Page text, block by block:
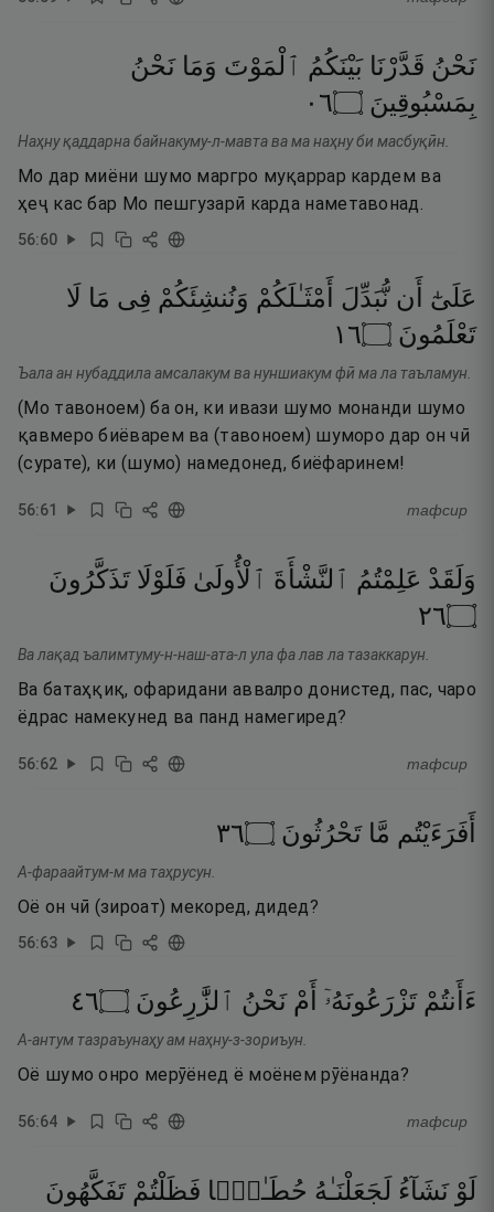
نَحْنُ قَدَّرْنَا بَيْنَكُمُ ٱلْمَوْتَ وَمَا نَحْنُ
بِمَسْبُوقِينَ ۝٦٠
Наҳну қаддарна байнакуму-л-мавта ва ма наҳну би масбуқӣн.
Мо дар миёни шумо маргро муқаррар кардем ва
ҳеҷ кас бар Мо пешгузарӣ карда наметавонад.
56:60
عَلَىٰٓ أَن نُّبَدِّلَ أَمْثَـٰلَكُمْ وَنُنشِئَكُمْ فِى مَا لَا
تَعْلَمُونَ ۝٦١
Ъала ан нубаддила амсалакум ва нуншиакум фӣ ма ла таъламун.
(Мо тавоноем) ба он, ки ивази шумо монанди шумо
қавмеро биёварем ва (тавоноем) шуморо дар он чӣ
(сурате), ки (шумо) намедонед, биёфаринем!
56:61 тафсир
وَلَقَدْ عَلِمْتُمُ ٱلنَّشْأَةَ ٱلْأُولَىٰ فَلَوْلَا تَذَكَّرُونَ
۝٦٢
Ва лақад ъалимтуму-н-наш-ата-л ула фа лав ла тазаккарун.
Ва батаҳқиқ, офаридани аввалро донистед, пас, чаро
ёдрас намекунед ва панд намегиред?
56:62 тафсир
أَفَرَءَيْتُم مَّا تَحْرُثُونَ ۝٦٣
А-фараайтум-м ма таҳрусун.
Оё он чӣ (зироат) мекоред, дидед?
56:63
ءَأَنتُمْ تَزْرَعُونَهُۥٓ أَمْ نَحْنُ ٱلزَّٰرِعُونَ ۝٦٤
А-антум тазраъунаҳу ам наҳну-з-зориъун.
Оё шумо онро мерӯёнед ё моёнем рӯёнанда?
56:64 тафсир
لَوْ نَشَآءُ لَجَعَلْنَـٰهُ حُطَـٰمًۭا فَظَلْتُمْ تَفَكَّهُونَ